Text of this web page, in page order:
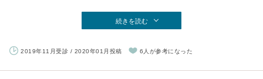
続きを読む
2019年11月受診 / 2020年01月投稿 6人が参考になった